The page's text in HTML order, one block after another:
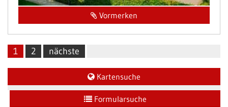
Vormerken
1 2 nächste
Kartensuche
Formularsuche